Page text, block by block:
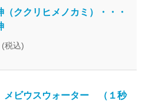
（ククリヒメノカミ）・・・
(税込)
メビウスウォーター （１秒